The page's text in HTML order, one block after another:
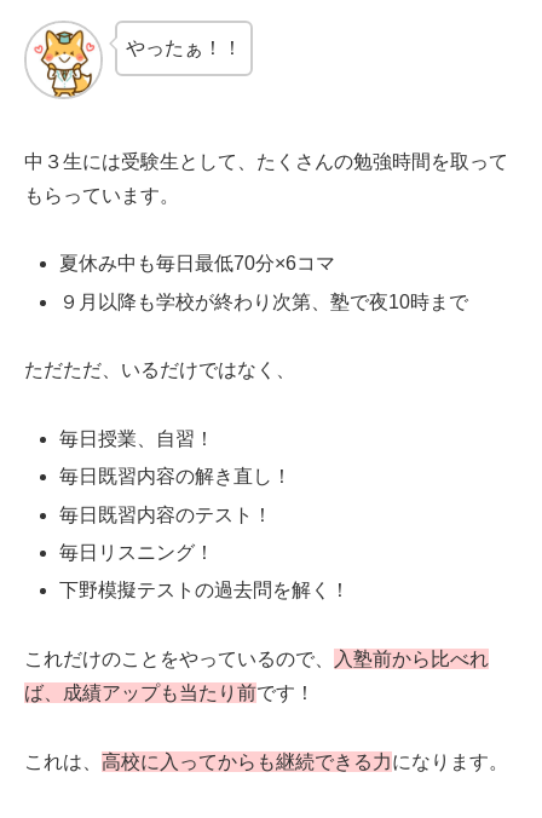
やったぁ！！
中３生には受験生として、たくさんの勉強時間を取って
もらっています。
夏休み中も毎日最低70分×6コマ
９月以降も学校が終わり次第、塾で夜10時まで
ただただ、いるだけではなく、
毎日授業、自習！
毎日既習内容の解き直し！
毎日既習内容のテスト！
毎日リスニング！
下野模擬テストの過去問を解く！
これだけのことをやっているので、
入塾前から比べれ
ば、成績アップも当たり前です！
これは、 高校に入ってからも継続できる力になります。